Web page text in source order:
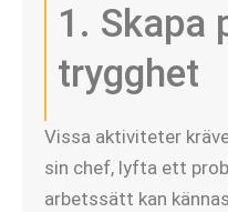
1. Skapa
trygghet
Vissa aktiviteter
sin chef, lyfta ett
arbetssätt kan